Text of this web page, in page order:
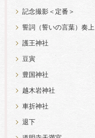
記念撮影＜定番＞
誓詞（誓いの言葉）奏上
護王神社
豆寅
豊国神社
越木岩神社
車折神社
退下